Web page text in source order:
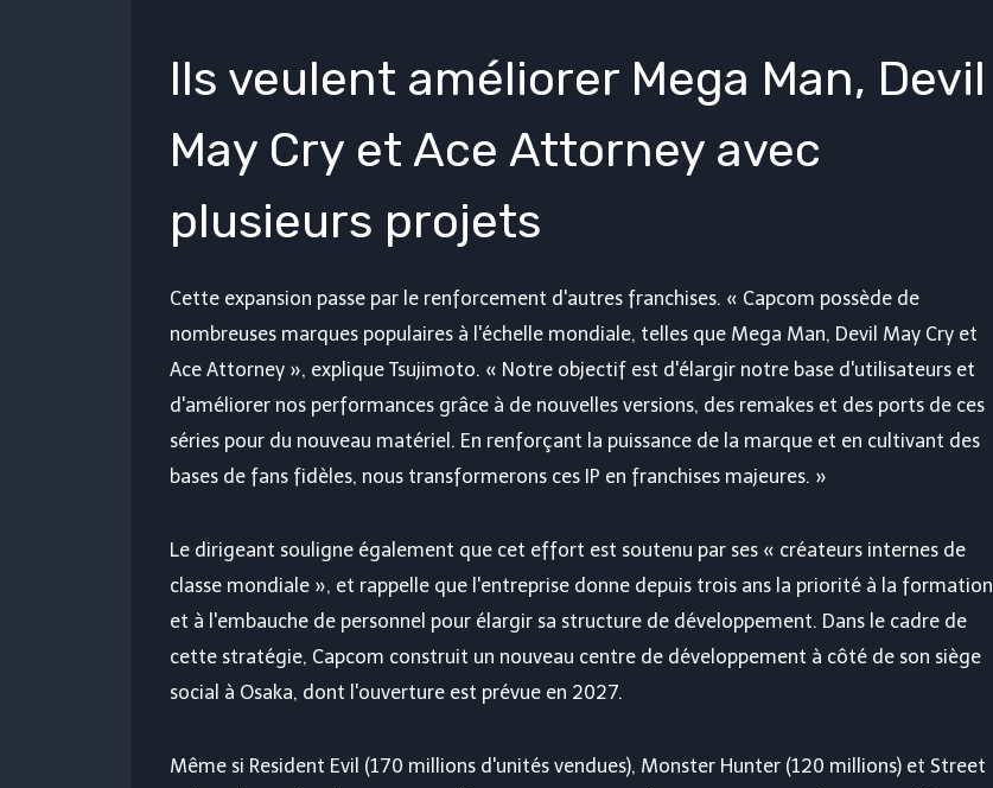
Ils veulent améliorer Mega Man, Devil
May Cry et Ace Attorney avec
plusieurs projets
Cette expansion passe par le renforcement d'autres franchises. « Capcom possède de
nombreuses marques populaires à l'échelle mondiale, telles que Mega Man, Devil May Cry et
Ace Attorney », explique Tsujimoto. « Notre objectif est d'élargir notre base d'utilisateurs et
d'améliorer nos performances grâce à de nouvelles versions, des remakes et des ports de ces
séries pour du nouveau matériel. En renforçant la puissance de la marque et en cultivant des
bases de fans fidèles, nous transformerons ces IP en franchises majeures. »
Le dirigeant souligne également que cet effort est soutenu par ses « créateurs internes de
classe mondiale », et rappelle que l'entreprise donne depuis trois ans la priorité à la formation
et à l'embauche de personnel pour élargir sa structure de développement. Dans le cadre de
cette stratégie, Capcom construit un nouveau centre de développement à côté de son siège
social à Osaka, dont l'ouverture est prévue en 2027.
Même si Resident Evil (170 millions d'unités vendues), Monster Hunter (120 millions) et Street